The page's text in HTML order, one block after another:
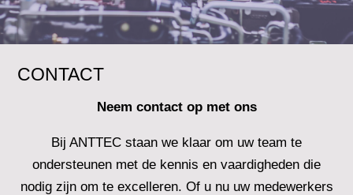
CONTACT
Neem contact op met ons
Bij ANTTEC staan we klaar om uw team te
ondersteunen met de kennis en vaardigheden die
nodig zijn om te excelleren. Of u nu uw medewerkers